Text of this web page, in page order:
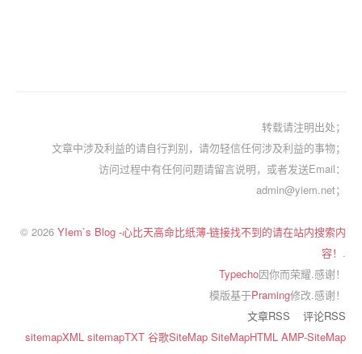
转载请注明出处；
文章中涉及利益的请自行判别，请勿轻信任何涉及利益的事物；
访问过程中有任何问题请留言说明，或者发送Email：
admin@yiem.net；
© 2026 YIem`s Blog -心比天高命比纸薄-链接找不到的请在站内搜索内
容！ .
Typecho因你而荣耀.感谢！
模版基于Praming修改.感谢！
文章RSS
评论RSS
sitemapXML sitemapTXT 谷歌SiteMap SiteMapHTML AMP-SiteMap